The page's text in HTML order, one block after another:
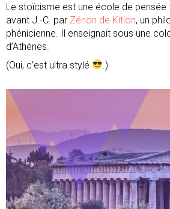
Le stoïcisme est une école de
avant J.-C. par Zénon de Kition, un
phénicienne. Il enseignait sous une
d’Athènes.
(Oui, c’est ultra stylé
.)